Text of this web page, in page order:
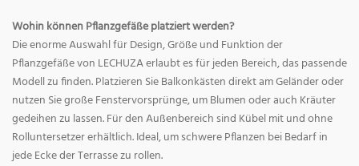
Wohin können Pflanzgefäße platziert werden?
Die enorme Auswahl für Design, Größe und Funktion der
Pflanzgefäße von LECHUZA erlaubt es für jeden Bereich, das passende
Modell zu finden. Platzieren Sie Balkonkästen direkt am Geländer oder
nutzen Sie große Fenstervorsprünge, um Blumen oder auch Kräuter
gedeihen zu lassen. Für den Außenbereich sind Kübel mit und ohne
Rolluntersetzer erhältlich. Ideal, um schwere Pflanzen bei Bedarf in
jede Ecke der Terrasse zu rollen.